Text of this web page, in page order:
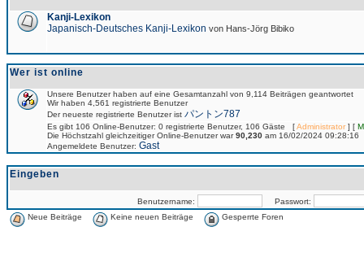
Kanji-Lexikon
Japanisch-Deutsches Kanji-Lexikon von Hans-Jörg Bibiko
Wer ist online
Unsere Benutzer haben auf eine Gesamtanzahl von 9,114 Beiträgen geantwortet
Wir haben 4,561 registrierte Benutzer
Der neueste registrierte Benutzer ist パントン787
Es gibt 106 Online-Benutzer: 0 registrierte Benutzer, 106 Gäste [Administrator] [
Die Höchstzahl gleichzeitiger Online-Benutzer war90,230 am 16/02/2024 09:28:16
Angemeldete Benutzer: Gast
Eingeben
Benutzername:
Passwort:
Neue Beiträge
Keine neuen Beiträge Gesperrte Foren